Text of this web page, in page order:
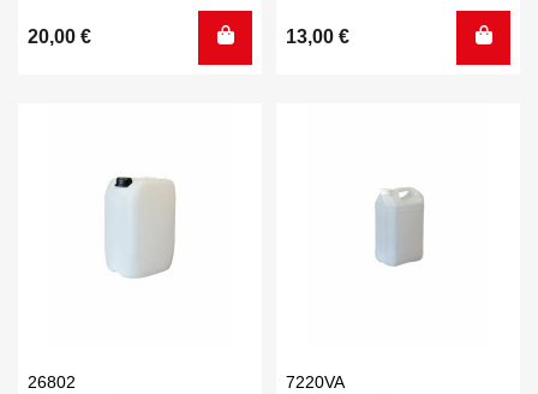
20,00 € 13,00 €
26802 7220VA